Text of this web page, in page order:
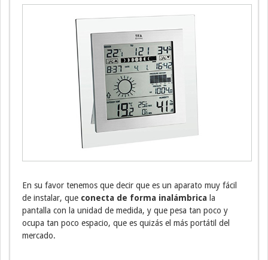
En su favor tenemos que decir que es un aparato muy fácil
de instalar, que conecta de forma inalámbrica la
pantalla con la unidad de medida, y que pesa tan poco y
ocupa tan poco espacio, que es quizás el más portátil del
mercado.